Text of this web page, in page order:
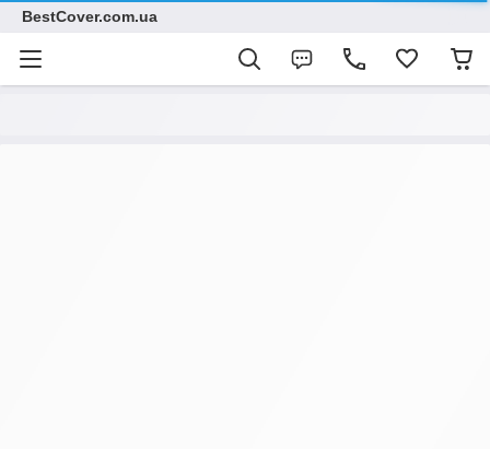
BestCover.com.ua